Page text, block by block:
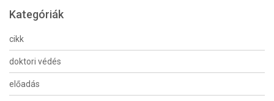
Kategóriák
cikk
doktori védés
előadás